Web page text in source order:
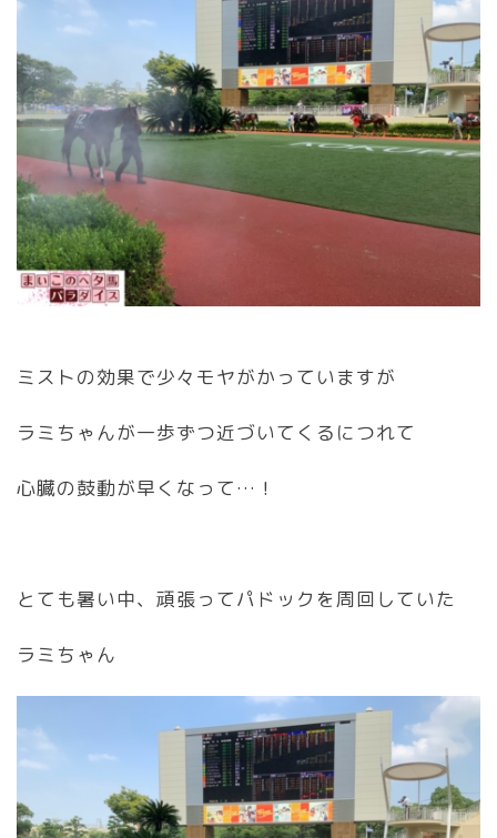
ミストの効果で少々モヤがかっていますが
ラミちゃんが一歩ずつ近づいてくるにつれて
心臓の鼓動が早くなって…！
とても暑い中、頑張ってパドックを周回していた
ラミちゃん